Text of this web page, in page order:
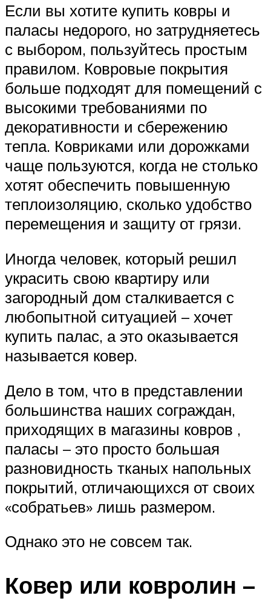
Если вы хотите купить ковры и
паласы недорого, но затрудняетесь
с выбором, пользуйтесь простым
правилом. Ковровые покрытия
больше подходят для помещений с
высокими требованиями по
декоративности и сбережению
тепла. Ковриками или дорожками
чаще пользуются, когда не столько
хотят обеспечить повышенную
теплоизоляцию, сколько удобство
перемещения и защиту от грязи.
Иногда человек, который решил
украсить свою квартиру или
загородный дом сталкивается с
любопытной ситуацией – хочет
купить палас, а это оказывается
называется ковер.
Дело в том, что в представлении
большинства наших сограждан,
приходящих в магазины ковров ,
паласы – это просто большая
разновидность тканых напольных
покрытий, отличающихся от своих
«собратьев» лишь размером.
Однако это не совсем так.
Ковер или ковролин –